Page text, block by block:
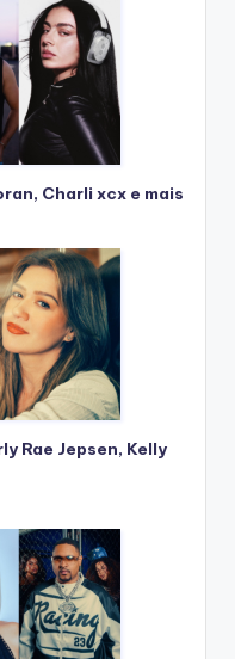
Charli xcx e mais
Rae Jepsen, Kelly